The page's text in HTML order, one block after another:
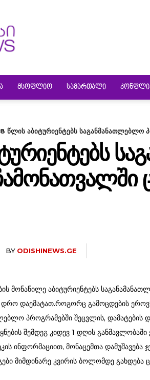
ᲛᲡᲝᲤᲚᲘᲝ ᲡᲐᲛᲐᲠᲗᲐᲚᲘ
წლის აბიტურიენტებს საგანმანათლებლო
BY ODISHINEWS.GE
მონაწილე აბიტურიენტებს
დრო დაემატათ.როგორც გამოცდების
პროგრამებში შეცვლის, დამატების
შემდეგ კიდევ 1 დღის განმავლობაში
ინფორმაციით, მონაცემთა დამუშავება
მიმდინარე კვირის ბოლომდე გახდება